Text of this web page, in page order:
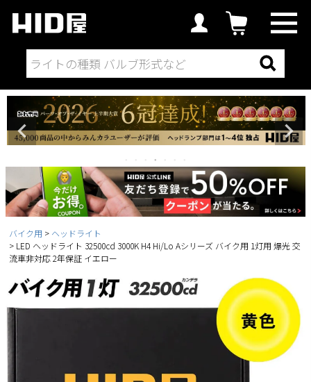
バイク用
ヘッドライト
LED ヘッドライト 32500cd 3000K H4 Hi/Lo Aシリーズ バイク用 1灯用 爆光 交
流車非対応 2年保証 イエロー